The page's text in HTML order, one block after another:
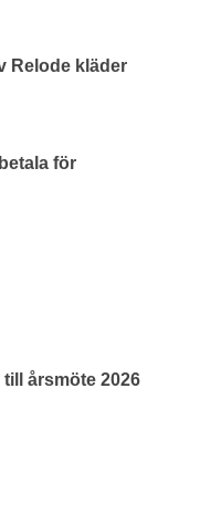
Relode kläder
för
till årsmöte 2026